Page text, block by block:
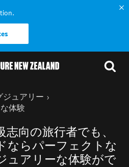
しみ方
ジュアリー
体験
向の旅行者でも、
ならパーフェクトな
ュアリーな体験がで